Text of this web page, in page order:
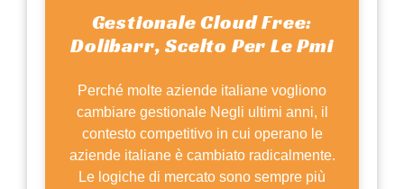
Gestionale Cloud Free:
Dolibarr, Scelto Per Le Pmi
Perché molte aziende italiane vogliono
cambiare gestionale Negli ultimi anni, il
contesto competitivo in cui operano le
aziende italiane è cambiato radicalmente.
Le logiche di mercato sono sempre più